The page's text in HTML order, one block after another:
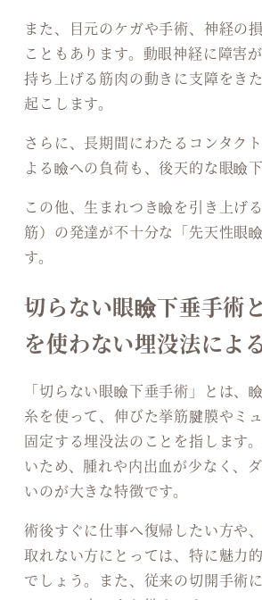
また、目元のケガや手術、神経の
こともあります。動眼神経に障害
持ち上げる筋肉の動きに支障をき
起こします。
さらに、長期間にわたるコンタク
よる瞼への負荷も、後天的な眼瞼
この他、生まれつき瞼を引き上げ
筋）の発達が不十分な「先天性眼
す。
切らない眼瞼下垂手術
を使わない埋没法によ
「切らない眼瞼下垂手術」とは、
糸を使って、伸びた挙筋腱膜やミ
固定する埋没法のことを指します
いため、腫れや内出血が少なく、
いのが大きな特徴です。
術後すぐに仕事へ復帰したい方や
取れない方にとっては、特に魅力
でしょう。また、従来の切開手術